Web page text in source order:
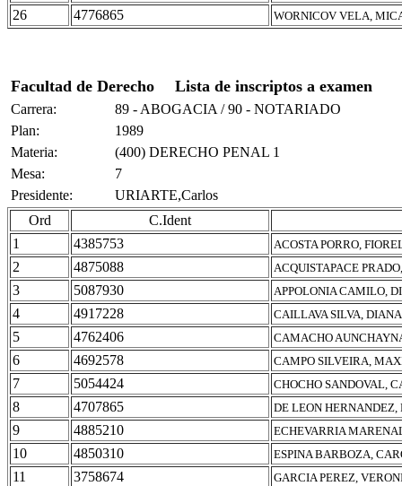
26 4776865 WORNICOV VELA,
Facultad de Derecho Lista de inscriptos a examen
Carrera:
89 - ABOGACIA / 90 - NOTARIADO
Plan:
1989
Materia:
(400) DERECHO PENAL 1
Mesa:
7
Presidente:
URIARTE,Carlos
Ord
C.Ident
1
4385753 ACOSTA PORRO,
2 4875088 ACQUISTAPACE
3 5087930 APPOLONIA CAMILO,
4 4917228 CAILLAVA SILVA,
5 4762406 CAMACHO
6 4692578 CAMPO SILVEIRA,
7 5054424 CHOCHO SANDOVAL,
8 4707865 DE LEON HERNANDEZ,
9 4885210 ECHEVARRIA
10 4850310 ESPINA BARBOZA,
11 3758674 GARCIA PEREZ,